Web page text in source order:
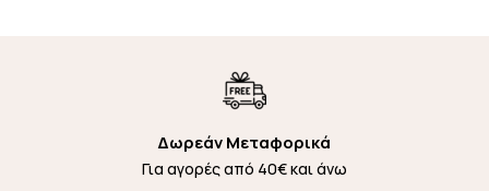
Δωρεάν Μεταφορικά
Για αγορές από 40€ και άνω